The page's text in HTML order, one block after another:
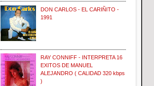
DON CARLOS - EL CARIÑITO -
1991
RAY CONNIFF - INTERPRETA 16
EXITOS DE MANUEL
ALEJANDRO ( CALIDAD 320 kbps
)